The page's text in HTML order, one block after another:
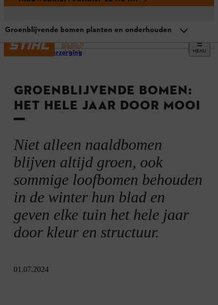
MENU
Boomverzorging
GROENBLIJVENDE BOMEN:
HET HELE JAAR DOOR MOOI
Niet alleen naaldbomen
blijven altijd groen, ook
sommige loofbomen behouden
in de winter hun blad en
geven elke tuin het hele jaar
door kleur en structuur.
01.07.2024
Groenblijvende bomen planten en onderhouden
Waarom groenblijvende bomen?
6 groenblijvende bomen voor de tuin
Siertuin: groenblijvende kegelvormige bomen
Groenblijvende bomen planten en onderhouden